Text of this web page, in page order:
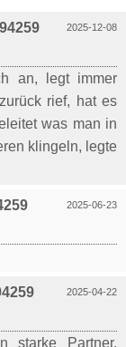
2025-12-08
an, legt immer
rief, hat es
was man in
klingeln, legte
2025-06-23
2025-04-22
starke Partner,